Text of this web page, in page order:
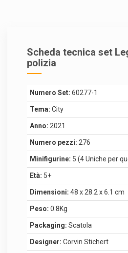
Scheda tecnica set
polizia
Numero Set: 60277-1
Tema: City
Anno: 2021
Numero pezzi: 276
Minifigurine: 5 (4 Uniche per
Età: 5+
Dimensioni: 48 x 28.2 x 6.1 cm
Peso: 0.8Kg
Packaging: Scatola
Designer: Corvin Stichert